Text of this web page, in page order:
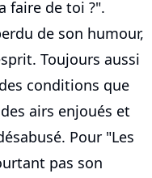
faire de toi ?".
de son humour,
Toujours aussi
conditions que
airs enjoués et
Pour "Les
pas son